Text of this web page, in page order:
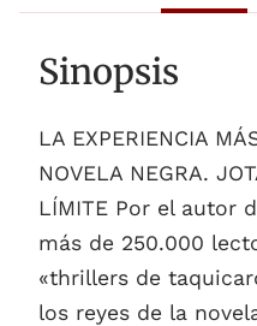
Sinopsis
LA EXPERIENCIA
NOVELA NEGRA.
LÍMITE Por el autor
más de 250.000
«thrillers de
los reyes de la